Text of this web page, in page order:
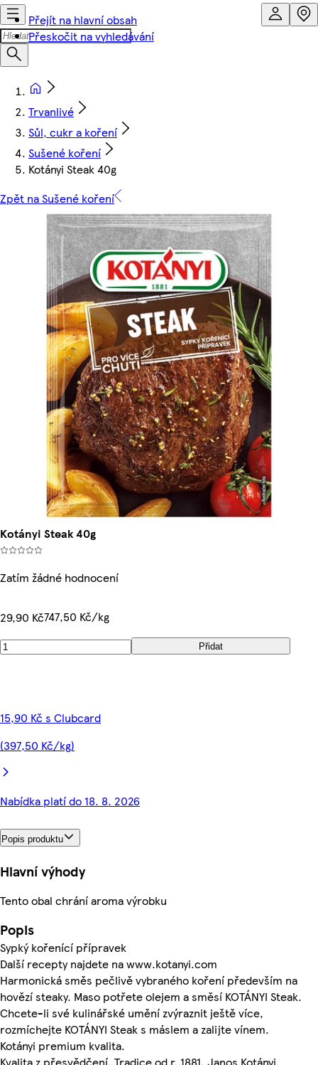
Přejít na hlavní obsah
Přeskočit na vyhledávání
Trvanlivé
Sůl, cukr a koření
Sušené koření
Kotányi Steak 40g
Zpět na Sušené koření
Kotányi Steak 40g
Zatím žádné hodnocení
29,90 Kč747,50 Kč/kg
Přidat
15,90 Kč s Clubcard
(397,50 Kč/kg)
Nabídka platí do 18. 8. 2026
Popis produktu
Hlavní výhody
Tento obal chrání aroma výrobku
Popis
Sypký kořenící přípravek
Další recepty najdete na www.kotanyi.com
Harmonická směs pečlivě vybraného koření především na
hovězí steaky. Maso potřete olejem a směsí KOTÁNYI Steak.
Chcete-li své kulinářské umění zvýraznit ještě více,
rozmíchejte KOTÁNYI Steak s máslem a zalijte vínem.
Kotányi premium kvalita.
Kvalita z přesvědčení. Tradice od r. 1881. Janos Kotányi.